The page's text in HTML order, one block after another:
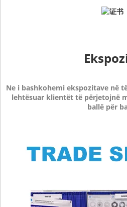
Ne i bashkohemi ekspozitave në
lehtësuar klientët të përjetojnë
ballë për